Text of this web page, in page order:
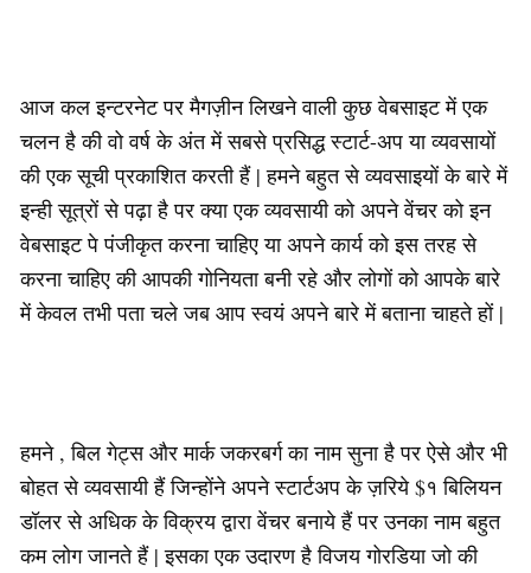
आज कल इन्टरनेट पर मैगज़ीन लिखने वाली कुछ वेबसाइट में एक
चलन है की वो वर्ष के अंत में सबसे प्रसिद्ध स्टार्ट-अप या व्यवसायों
की एक सूची प्रकाशित करती हैं | हमने बहुत से व्यवसाइयों के बारे में
इन्ही सूत्रों से पढ़ा है पर क्या एक व्यवसायी को अपने वेंचर को इन
वेबसाइट पे पंजीकृत करना चाहिए या अपने कार्य को इस तरह से
करना चाहिए की आपकी गोनियता बनी रहे और लोगों को आपके बारे
में केवल तभी पता चले जब आप स्वयं अपने बारे में बताना चाहते हों |
हमने , बिल गेट्स और मार्क जकरबर्ग का नाम सुना है पर ऐसे और भी
बोहत से व्यवसायी हैं जिन्होंने अपने स्टार्टअप के ज़रिये $१ बिलियन
डॉलर से अधिक के विक्रय द्वारा वेंचर बनाये हैं पर उनका नाम बहुत
कम लोग जानते हैं | इसका एक उदारण है विजय गोरडिया जो की